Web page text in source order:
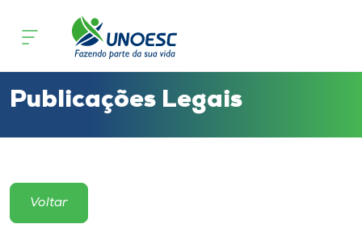
Cursos
Atendimento ao Estudante
Portal de Ensino
Publicações Legais
Voltar